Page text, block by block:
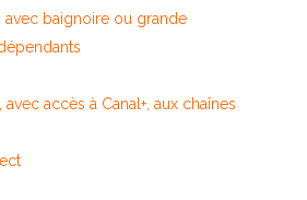
avec baignoire ou grande
accès à Canal+, aux chaînes